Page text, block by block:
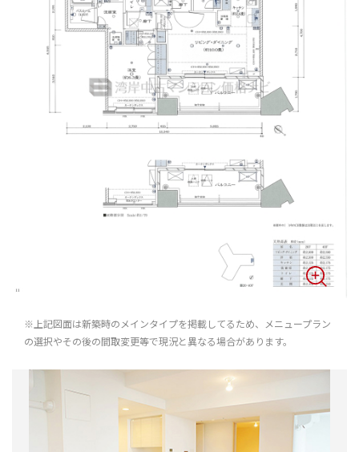
※上記図面は新築時のメインタイプを掲載してるため、メニュープラン
の選択やその後の間取変更等で現況と異なる場合があります。